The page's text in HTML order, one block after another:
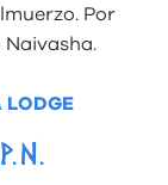
Por
Naivasha.
LODGE